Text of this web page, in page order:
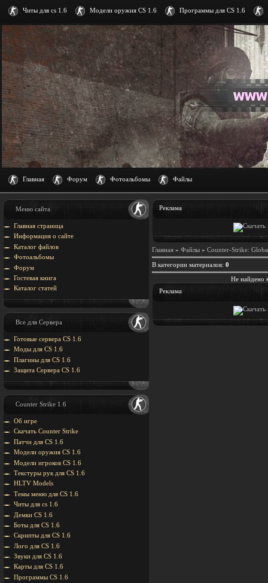
Читы для cs 1.6 Модели оружия CS 1.6 Программы для CS 1.6
Главная Форум Фотоальбомы Файлы
Меню сайта
Главная страница
Информация о сайте
Каталог файлов
Фотоальбомы
Форум
Гостевая книга
Каталог статей
Все для Сервера
Готовые сервера CS 1.6
Моды для CS 1.6
Плагины для CS 1.6
Защита Cервера CS 1.6
Counter Strike 1.6
Об игре
Скачать Counter Strike
Патчи для CS 1.6
Модели оружия CS 1.6
Модели игроков CS 1.6
Текстуры рук для CS 1.6
HLTV Models
Темы меню для CS 1.6
Читы для cs 1.6
Демки CS 1.6
Боты для CS 1.6
Скрипты для CS 1.6
Лого для CS 1.6
Звуки для CS 1.6
Карты для CS 1.6
Программы CS 1.6
Реклама
Главная » Файлы » Counter-Strike:
В категории материалов: 0
Не найдено
Реклама